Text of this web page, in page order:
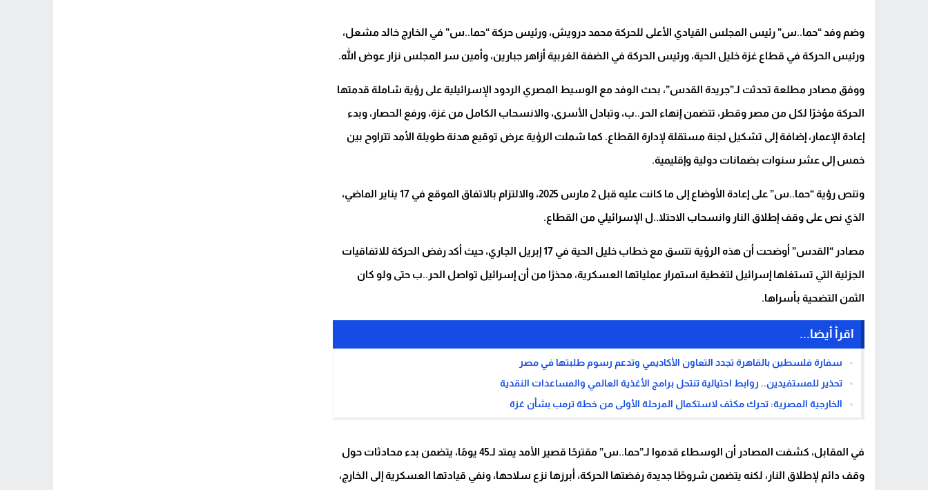
وضم وفد “حما..س” رئيس المجلس القيادي الأعلى للحركة محمد درويش، ورئيس حركة “حما..س” في الخارج خالد مشعل،
ورئيس الحركة في قطاع غزة خليل الحية، ورئيس الحركة في الضفة الغربية أزاهر جبارين، وأمين سر المجلس نزار عوض الله.
ووفق مصادر مطلعة تحدثت لـ”جريدة القدس”، بحث الوفد مع الوسيط المصري الردود الإسرائيلية على رؤية شاملة قدمتها
الحركة مؤخرًا لكل من مصر وقطر، تتضمن إنهاء الحر..ب، وتبادل الأسرى، والانسحاب الكامل من غزة، ورفع الحصار، وبدء
إعادة الإعمار، إضافة إلى تشكيل لجنة مستقلة لإدارة القطاع. كما شملت الرؤية عرض توقيع هدنة طويلة الأمد تتراوح بين
خمس إلى عشر سنوات بضمانات دولية وإقليمية.
وتنص رؤية “حما..س” على إعادة الأوضاع إلى ما كانت عليه قبل 2 مارس 2025، والالتزام بالاتفاق الموقع في 17 يناير الماضي،
الذي نص على وقف إطلاق النار وانسحاب الاحتلا..ل الإسرائيلي من القطاع.
مصادر “القدس” أوضحت أن هذه الرؤية تتسق مع خطاب خليل الحية في 17 إبريل الجاري، حيث أكد رفض الحركة للاتفاقيات
الجزئية التي تستغلها إسرائيل لتغطية استمرار عملياتها العسكرية، محذرًا من أن إسرائيل تواصل الحر..ب حتى ولو كان
الثمن التضحية بأسراها.
اقرأ أيضا...
سفارة فلسطين بالقاهرة تجدد التعاون الأكاديمي وتدعم رسوم طلبتها في مصر
تحذير للمستفيدين.. روابط احتيالية تنتحل برامج الأغذية العالمي والمساعدات النقدية
الخارجية المصرية: تحرك مكثف لاستكمال المرحلة الأولى من خطة ترمب بشأن غزة
في المقابل، كشفت المصادر أن الوسطاء قدموا لـ”حما..س” مقترحًا قصير الأمد يمتد لـ45 يومًا، يتضمن بدء محادثات حول
وقف دائم لإطلاق النار، لكنه يتضمن شروطًا جديدة رفضتها الحركة، أبرزها نزع سلاحها، ونفي قيادتها العسكرية إلى الخارج،